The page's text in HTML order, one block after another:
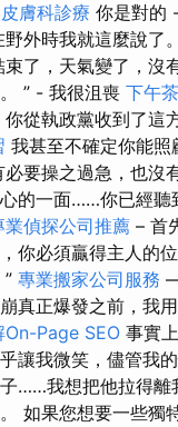
膚科診療 你是對的
外時我就這麼說了。
了，天氣變了，沒
” - 我很沮喪 下午
你從執政黨收到了這
我甚至不確定你能照
必要操之過急，也沒
的一面……你已經聽
業偵探公司推薦 – 首
你必須贏得主人的
專業搬家公司服務
真正爆發之前，我
On-Page SEO 事實
讓我微笑，儘管我
……我想把他拉得離
如果您想要一些獨